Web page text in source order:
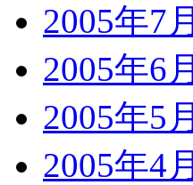
2005年7月
2005年6月
2005年5月
2005年4月